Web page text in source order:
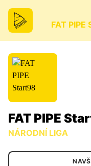
FAT
FAT PIPE
NÁRODNÍ LIGA